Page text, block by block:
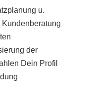
u.
der
Dein Profil